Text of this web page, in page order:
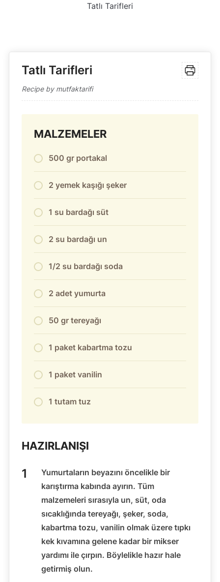
Tatlı Tarifleri
Tatlı Tarifleri
Recipe by mutfaktarifi
MALZEMELER
500 gr portakal
2 yemek kaşığı şeker
1 su bardağı süt
2 su bardağı un
1/2 su bardağı soda
2 adet yumurta
50 gr tereyağı
1 paket kabartma tozu
1 paket vanilin
1 tutam tuz
HAZIRLANIŞI
Yumurtaların beyazını öncelikle bir
karıştırma kabında ayırın. Tüm
malzemeleri sırasıyla un, süt, oda
sıcaklığında tereyağı, şeker, soda,
kabartma tozu, vanilin olmak üzere tıpkı
kek kıvamına gelene kadar bir mikser
yardımı ile çırpın. Böylelikle hazır hale
getirmiş olun.